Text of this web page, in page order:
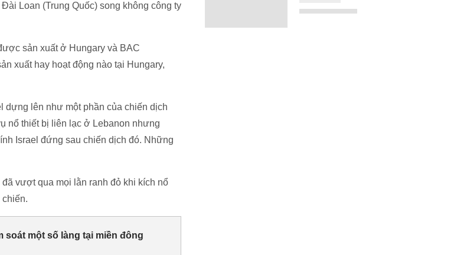
Loan (Trung Quốc) song không công ty
sản xuất ở Hungary và BAC
xuất hay hoạt động nào tại Hungary,
dựng lên như một phần của chiến dịch
nổ thiết bị liên lạc ở Lebanon nhưng
Israel đứng sau chiến dịch đó. Những
vượt qua mọi lằn ranh đỏ khi kích nổ
chiến.
soát một số làng tại miền đông